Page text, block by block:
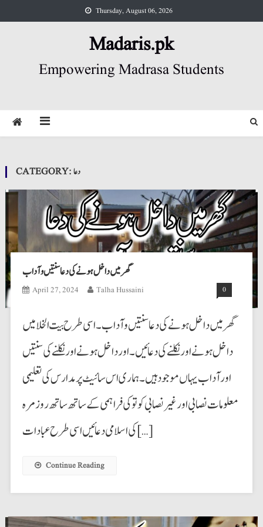
to
Thursday, August 06, 2026
Madaris.pk
Empowering Madrasa Students
CATEGORY:دعا
گھر میں داخل ہونے کی دعا سنتیں و آداب
April 27, 2024 Talha Hussaini 0
گھر میں داخل ہونے کی دعا سنتیں و آداب۔ اسی طرح بیت الخلا میں
داخل ہونے اور نکلنے کی دعائیں۔ اور داخل ہونے اور نکلنے کی سنتیں
اورآداب یہاں موجود ہیں۔ ہماری اس سائیٹ پر مدارس کی تعلیمی
معلومات نصابی اورغیرنصابی کو تو کی فراہمی کے ساتھ ساتھ روزمرہ
کی اسلامی دعائیں اسی طرح عبادات […]
Continue Reading